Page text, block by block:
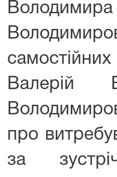
Валерій
про
за